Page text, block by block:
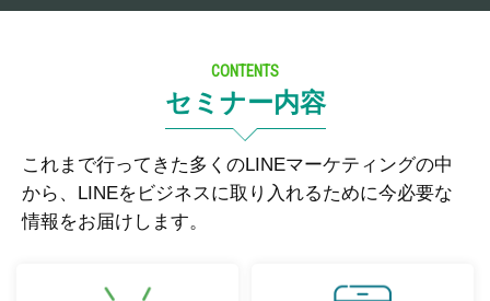
CONTENTS
セミナー内容
これまで行ってきた多くのLINEマーケティングの中
から、LINEをビジネスに取り入れるために今必要な
情報をお届けします。